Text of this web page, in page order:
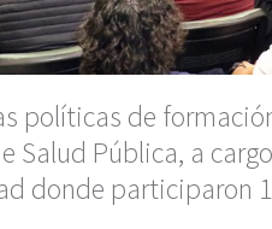
políticas de
Salud Pública, a
donde participaron